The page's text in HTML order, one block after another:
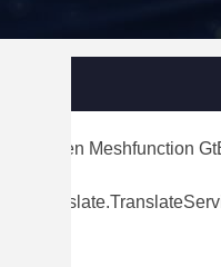
Screen Meshfunction